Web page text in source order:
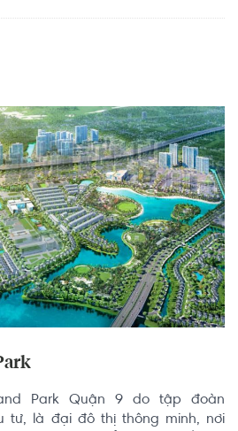
Park Quận 9 do tập đoàn
tư, là đại đô thị thông minh, nơi